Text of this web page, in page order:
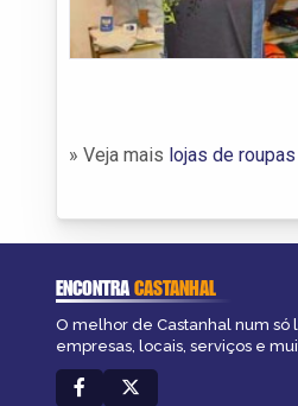
» Veja mais lojas de
ENCONTRACASTANHAL
O melhor de Castanhal num só
empresas, locais, serviços e